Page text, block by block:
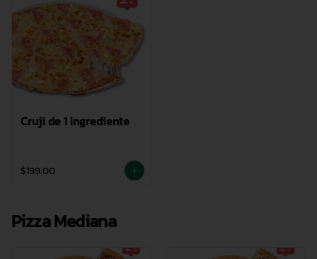
Cruji de 1 Ingrediente
$199.00
Pizza Mediana